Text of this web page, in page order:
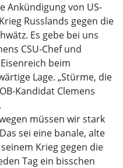
Ankündigung von US-
Russlands gegen die
Es gebe bei uns
CSU-Chef und
beim
Lage. „Stürme, die
Kandidat Clemens
müssen wir stark
sei eine banale, alte
Krieg gegen die
Tag ein bisschen